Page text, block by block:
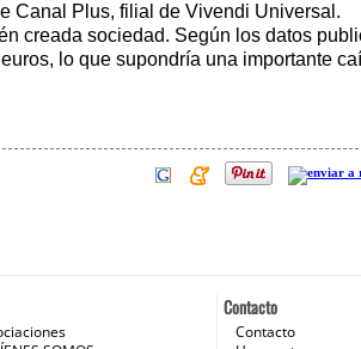
Canal Plus, filial de Vivendi Universal.
creada sociedad. Según los datos
lo que supondría una importante
Contacto
Contacto